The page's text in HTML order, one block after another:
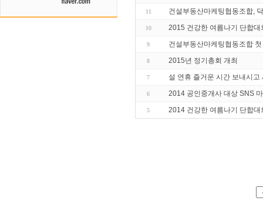
11 건설부동산마케팅협동조합,
10 2015 건강한 여름나기 단합대
9 건설부동산마케팅협동조합
8 2015년 정기총회 개최
7 설 연휴 즐거운 시간 보내시고
6 2014 공인중개사 대상 SNS
5 2014 건강한 여름나기 단합대